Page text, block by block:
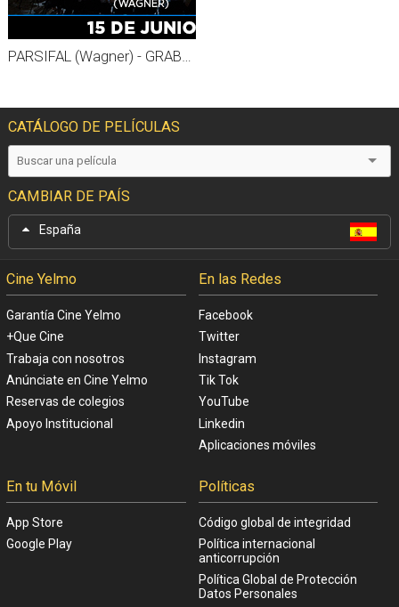
CATÁLOGO DE PELÍCULAS
CAMBIAR DE PAÍS
España
Cine Yelmo
Garantía Cine Yelmo
+Que Cine
Trabaja con nosotros
Anúnciate en Cine Yelmo
Reservas de colegios
Apoyo Institucional
En las Redes
Facebook
Twitter
Instagram
Tik Tok
YouTube
Linkedin
Aplicaciones móviles
En tu Móvil
App Store
Google Play
Políticas
Código global de integridad
Política internacional
anticorrupción
Política Global de Protección
Datos Personales